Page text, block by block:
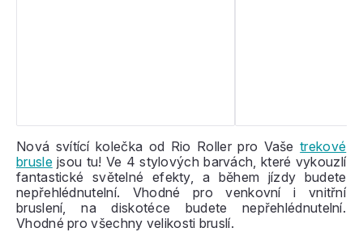
Nová svítící kolečka od Rio Roller pro Vašetrekové
bruslejsou tu! Ve 4 stylových barvách, které vykouzlí
fantastické světelné efekty, a během jízdy budete
nepřehlédnutelní. Vhodné pro venkovní i vnitřní
bruslení, na diskotéce budete nepřehlédnutelní.
Vhodné pro všechny velikosti bruslí.